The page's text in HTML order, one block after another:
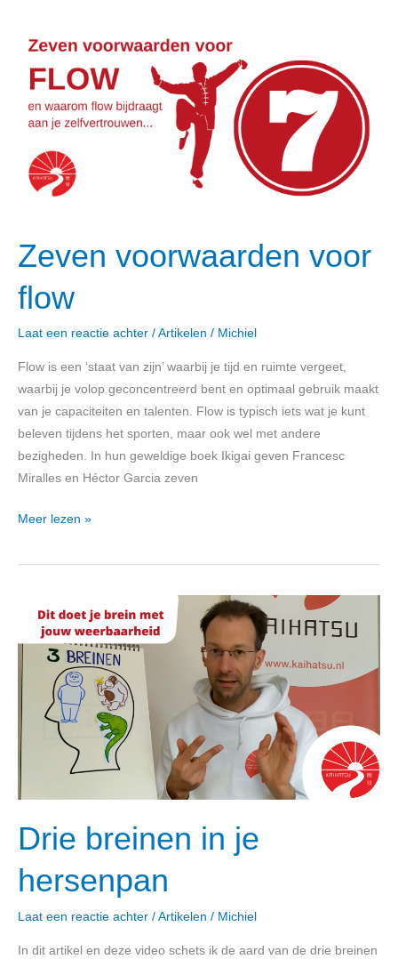
Zeven voorwaarden voor
flow
Laat een reactie achter / Artikelen / Michiel
Flow is een ‘staat van zijn’ waarbij je tijd en ruimte vergeet,
waarbij je volop geconcentreerd bent en optimaal gebruik maakt
van je capaciteiten en talenten. Flow is typisch iets wat je kunt
beleven tijdens het sporten, maar ook wel met andere
bezigheden. In hun geweldige boek Ikigai geven Francesc
Miralles en Héctor Garcia zeven
voorwaarden
voor
flow
Meer lezen »
Drie breinen in je
hersenpan
Laat een reactie achter / Artikelen / Michiel
In dit artikel en deze video schets ik de aard van de drie breinen
breinen
je
hersenpan